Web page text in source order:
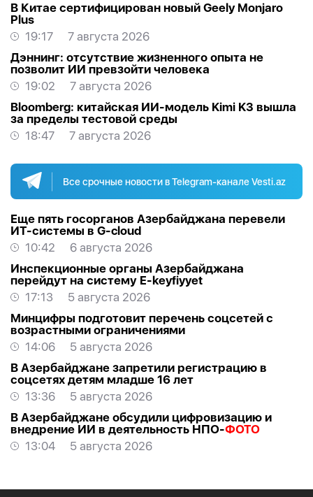
В Китае сертифицирован новый Geely Monjaro
Plus
19:17
7 августа 2026
Дэннинг: отсутствие жизненного опыта не
позволит ИИ превзойти человека
19:02
7 августа 2026
Bloomberg: китайская ИИ-модель Kimi K3 вышла
за пределы тестовой среды
18:47
7 августа 2026
Все срочные новости в Telegram-канале Vesti.az
Еще пять госорганов Азербайджана перевели
ИТ-системы в G-cloud
10:42
6 августа 2026
Инспекционные органы Азербайджана
перейдут на систему E-keyfiyyet
17:13
5 августа 2026
Минцифры подготовит перечень соцсетей с
возрастными ограничениями
14:06
5 августа 2026
В Азербайджане запретили регистрацию в
соцсетях детям младше 16 лет
13:36
5 августа 2026
В Азербайджане обсудили цифровизацию и
внедрение ИИ в деятельность НПО-ФОТО
13:04
5 августа 2026